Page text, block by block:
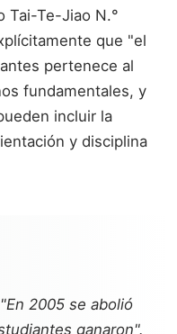
Tai-Te-Jiao N.°
que "el
pertenece al
fundamentales, y
incluir la
y disciplina
2005 se abolió
ganaron".